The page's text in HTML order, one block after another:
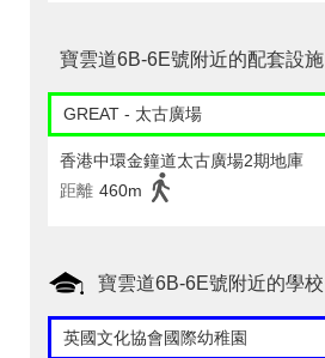
寶雲道6B-6E號附近的配套設施
GREAT - 太古廣場
香港中環金鐘道太古廣場2期地庫
距離 460m
寶雲道6B-6E號附近的學校
英國文化協會國際幼稚園